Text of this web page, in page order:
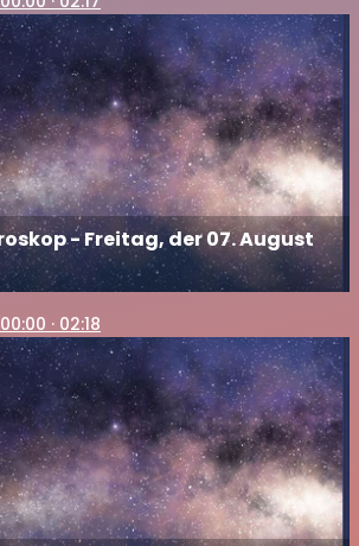
- Freitag, der 07. August
· 02:18